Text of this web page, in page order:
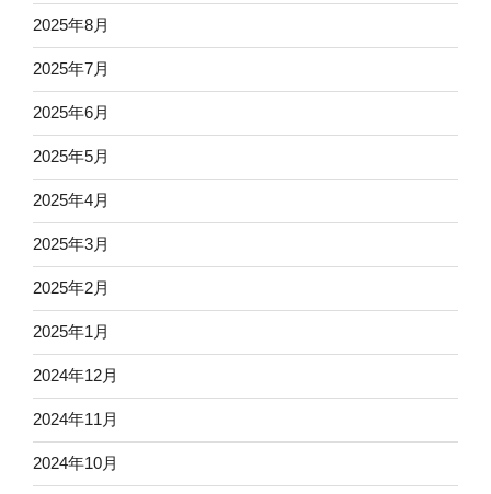
2025年8月
2025年7月
2025年6月
2025年5月
2025年4月
2025年3月
2025年2月
2025年1月
2024年12月
2024年11月
2024年10月